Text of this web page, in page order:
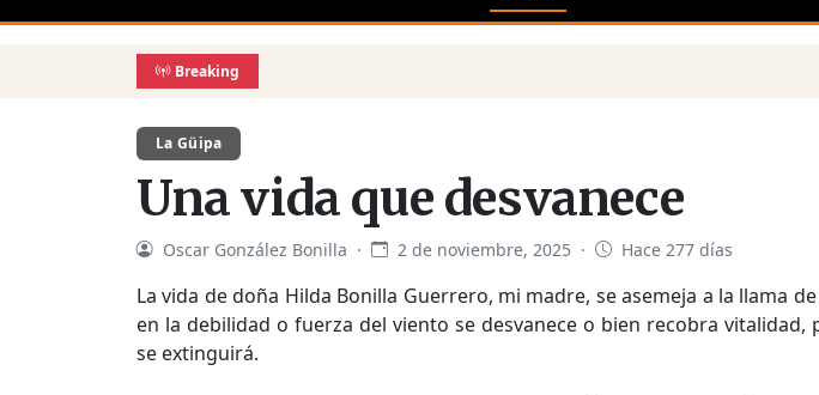
Breaking
La Güipa
Una vida que desvanece
Oscar González Bonilla · 2 de noviembre, 2025 · Hace 277 días
La vida de doña Hilda Bonilla Guerrero, mi madre, se asemeja a la llama
en la debilidad o fuerza del viento se desvanece o bien recobra vitalidad,
se extinguirá.